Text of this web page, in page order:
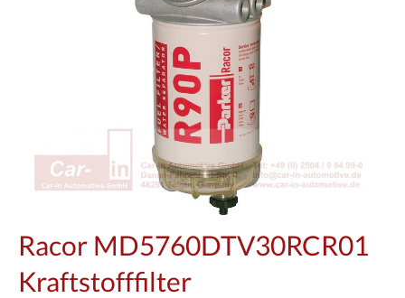
Racor MD5760DTV30RCR01
Kraftstofffilter